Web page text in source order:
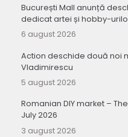
București Mall anunță
dedicat artei și hobby-
6 august 2026
Action deschide două noi
Vladimirescu
5 august 2026
Romanian DIY market –
July 2026
3 august 2026